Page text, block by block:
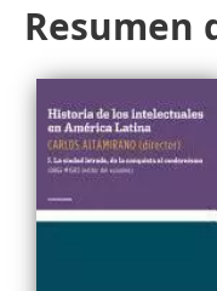
Resumen